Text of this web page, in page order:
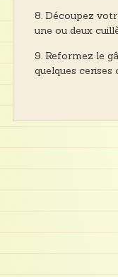
Découpez
une ou deux
Reformez le
quelques cerises